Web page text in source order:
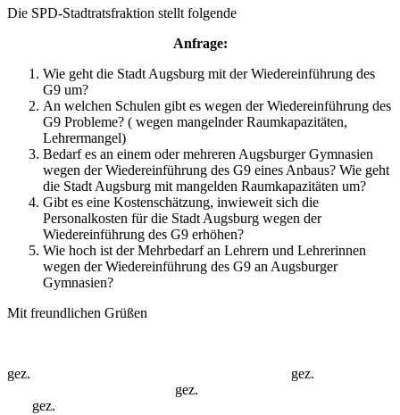
Die SPD-Stadtratsfraktion stellt folgende
Anfrage:
Wie geht die Stadt Augsburg mit der Wiedereinführung des
G9 um?
An welchen Schulen gibt es wegen der Wiedereinführung des
G9 Probleme? ( wegen mangelnder Raumkapazitäten,
Lehrermangel)
Bedarf es an einem oder mehreren Augsburger Gymnasien
wegen der Wiedereinführung des G9 eines Anbaus? Wie geht
die Stadt Augsburg mit mangelden Raumkapazitäten um?
Gibt es eine Kostenschätzung, inwieweit sich die
Personalkosten für die Stadt Augsburg wegen der
Wiedereinführung des G9 erhöhen?
Wie hoch ist der Mehrbedarf an Lehrern und Lehrerinnen
wegen der Wiedereinführung des G9 an Augsburger
Gymnasien?
Mit freundlichen Grüßen
gez. gez.
gez.
gez.